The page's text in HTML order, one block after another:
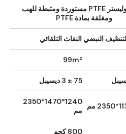
ألياف بوليستر PTFE مستوردة ومثبطة للهب
ومغلفة بمادة PTFE
النبضي النفاث التلقائي
99m²
1240*1470*2350
مم
800 كجم